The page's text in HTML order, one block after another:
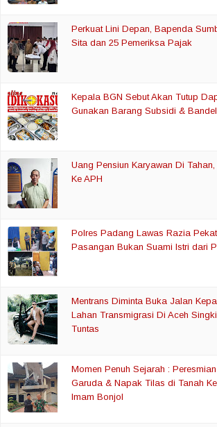
Perkuat Lini Depan, Bapenda
Sita dan 25 Pemeriksa Pajak
Kepala BGN Sebut Akan Tutup
Gunakan Barang Subsidi & Bandel
Uang Pensiun Karyawan Di
Ke APH
Polres Padang Lawas Razia
Pasangan Bukan Suami Istri dari
Mentrans Diminta Buka Jalan
Lahan Transmigrasi Di Aceh
Tuntas
Momen Penuh Sejarah :
Garuda & Napak Tilas di Tanah
Imam Bonjol